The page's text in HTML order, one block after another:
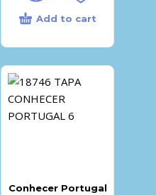
Add to cart
Conhecer Portugal